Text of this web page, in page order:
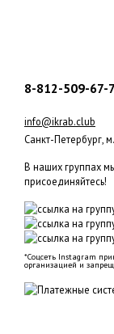
8-812-509-67-
info@ikrab.club
Санкт-Петербург,
В наших группах
присоединяйтесь!
*Соцсеть Instagram
организацией и